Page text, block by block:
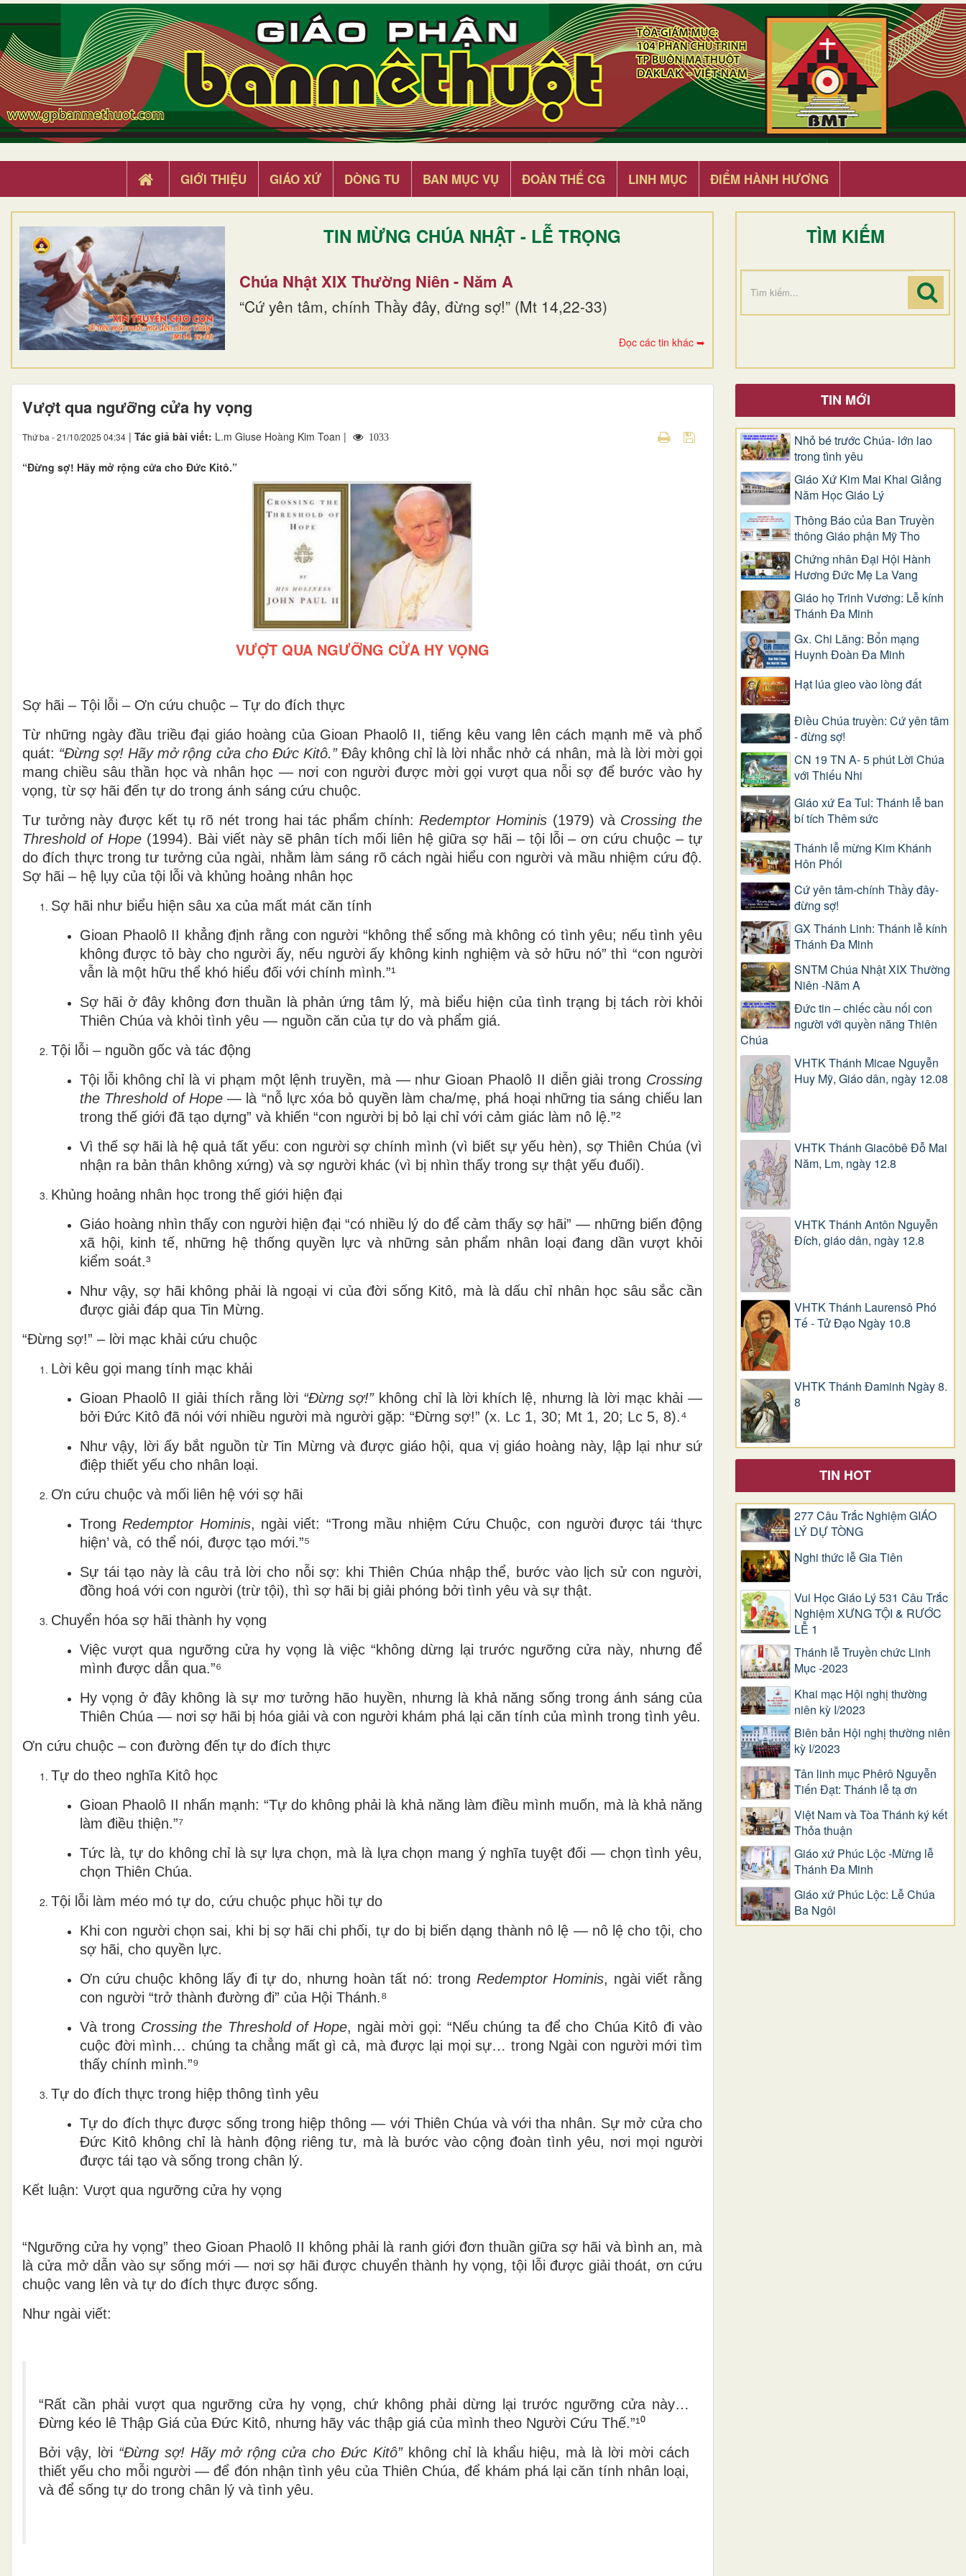
GIỚI THIỆU GIÁO XỨ DÒNG TU BAN MỤC VỤ ĐOÀN THỂ CG LINH MỤC ĐIỂM HÀNH HƯƠNG
TIN MỪNG CHÚA NHẬT - LỄ TRỌNG
Chúa Nhật XIX Thường Niên - Năm A
“Cứ yên tâm, chính Thầy đây, đừng sợ!” (Mt 14,22-33)
Đọc các tin khác ➥
TÌM KIẾM
Vượt qua ngưỡng cửa hy vọng
Thứ ba - 21/10/2025 04:34 | Tác giả bài viết: L.m Giuse Hoàng Kim Toan | 1033
“Đừng sợ! Hãy mở rộng cửa cho Đức Kitô.”
VƯỢT QUA NGƯỠNG CỬA HY VỌNG
Sợ hãi – Tội lỗi – Ơn cứu chuộc – Tự do đích thực
Từ những ngày đầu triều đại giáo hoàng của Gioan Phaolô II, tiếng kêu vang lên cách mạnh mẽ và phổ
quát: “Đừng sợ! Hãy mở rộng cửa cho Đức Kitô.”Đây không chỉ là lời nhắc nhở cá nhân, mà là lời mời gọi
mang chiều sâu thần học và nhân học — nơi con người được mời gọi vượt qua nỗi sợ để bước vào hy
vọng, từ sợ hãi đến tự do trong ánh sáng cứu chuộc.
Tư tưởng này được kết tụ rõ nét trong hai tác phẩm chính: Redemptor Hominis (1979) và Crossing the
Threshold of Hope(1994). Bài viết này sẽ phân tích mối liên hệ giữa sợ hãi – tội lỗi – ơn cứu chuộc – tự
do đích thựctrong tư tưởng của ngài, nhằm làm sáng rõ cách ngài hiểu con người và mầu nhiệm cứu độ.
Sợ hãi – hệ lụy của tội lỗi và khủng hoảng nhân học
Sợ hãi như biểu hiện sâu xa của mất mát căn tính
Gioan Phaolô II khẳng định rằng con người “không thể sống mà không có tình yêu; nếu tình yêu
không được tỏ bày cho người ấy, nếu người ấy không kinh nghiệm và sở hữu nó” thì “con người
vẫn là một hữu thể khó hiểu đối với chính mình.”¹
Sợ hãi ở đây không đơn thuần là phản ứng tâm lý, mà biểu hiện của tình trạng bị tách rời khỏi
Thiên Chúa và khỏi tình yêu — nguồn căn của tự do và phẩm giá.
Tội lỗi – nguồn gốc và tác động
Tội lỗi không chỉ là vi phạm một lệnh truyền, mà — như Gioan Phaolô II diễn giải trong Crossing
the Threshold of Hope— là “nỗ lực xóa bỏ quyền làm cha/mẹ, phá hoại những tia sáng chiếu lan
trong thế giới đã tạo dựng” và khiến “con người bị bỏ lại chỉ với cảm giác làm nô lệ.”²
Vì thế sợ hãi là hệ quả tất yếu: con người sợ chính mình (vì biết sự yếu hèn), sợ Thiên Chúa (vì
nhận ra bản thân không xứng) và sợ người khác (vì bị nhìn thấy trong sự thật yếu đuối).
Khủng hoảng nhân học trong thế giới hiện đại
Giáo hoàng nhìn thấy con người hiện đại “có nhiều lý do để cảm thấy sợ hãi” — những biến động
xã hội, kinh tế, những hệ thống quyền lực và những sản phẩm nhân loại đang dần vượt khỏi
kiểm soát.³
Như vậy, sợ hãi không phải là ngoại vi của đời sống Kitô, mà là dấu chỉ nhân học sâu sắc cần
được giải đáp qua Tin Mừng.
“Đừng sợ!” – lời mạc khải cứu chuộc
Lời kêu gọi mang tính mạc khải
Gioan Phaolô II giải thích rằng lời “Đừng sợ!”không chỉ là lời khích lệ, nhưng là lời mạc khải —
bởi Đức Kitô đã nói với nhiều người mà người gặp: “Đừng sợ!” (x. Lc 1, 30; Mt 1, 20; Lc 5, 8).⁴
Như vậy, lời ấy bắt nguồn từ Tin Mừng và được giáo hội, qua vị giáo hoàng này, lập lại như sứ
điệp thiết yếu cho nhân loại.
Ơn cứu chuộc và mối liên hệ với sợ hãi
Trong Redemptor Hominis, ngài viết: “Trong mầu nhiệm Cứu Chuộc, con người được tái ‘thực
hiện’ và, có thể nói, được tạo mới.”⁵
Sự tái tạo này là câu trả lời cho nỗi sợ: khi Thiên Chúa nhập thể, bước vào lịch sử con người,
đồng hoá với con người (trừ tội), thì sợ hãi bị giải phóng bởi tình yêu và sự thật.
Chuyển hóa sợ hãi thành hy vọng
Việc vượt qua ngưỡng cửa hy vọng là việc “không dừng lại trước ngưỡng cửa này, nhưng để
mình được dẫn qua.”⁶
Hy vọng ở đây không là sự mơ tưởng hão huyền, nhưng là khả năng sống trong ánh sáng của
Thiên Chúa — nơi sợ hãi bị hóa giải và con người khám phá lại căn tính của mình trong tình yêu.
Ơn cứu chuộc – con đường đến tự do đích thực
Tự do theo nghĩa Kitô học
Gioan Phaolô II nhấn mạnh: “Tự do không phải là khả năng làm điều mình muốn, mà là khả năng
làm điều thiện.”⁷
Tức là, tự do không chỉ là sự lựa chọn, mà là lựa chọn mang ý nghĩa tuyệt đối — chọn tình yêu,
chọn Thiên Chúa.
Tội lỗi làm méo mó tự do, cứu chuộc phục hồi tự do
Khi con người chọn sai, khi bị sợ hãi chi phối, tự do bị biến dạng thành nô lệ — nô lệ cho tội, cho
sợ hãi, cho quyền lực.
Ơn cứu chuộc không lấy đi tự do, nhưng hoàn tất nó: trong Redemptor Hominis, ngài viết rằng
con người “trở thành đường đi” của Hội Thánh.⁸
Và trong Crossing the Threshold of Hope, ngài mời gọi: “Nếu chúng ta để cho Chúa Kitô đi vào
cuộc đời mình… chúng ta chẳng mất gì cả, mà được lại mọi sự… trong Ngài con người mới tìm
thấy chính mình.”⁹
Tự do đích thực trong hiệp thông tình yêu
Tự do đích thực được sống trong hiệp thông — với Thiên Chúa và với tha nhân. Sự mở cửa cho
Đức Kitô không chỉ là hành động riêng tư, mà là bước vào cộng đoàn tình yêu, nơi mọi người
được tái tạo và sống trong chân lý.
Kết luận: Vượt qua ngưỡng cửa hy vọng
“Ngưỡng cửa hy vọng” theo Gioan Phaolô II không phải là ranh giới đơn thuần giữa sợ hãi và bình an, mà
làcửa mở dẫn vào sự sống mới — nơi sợ hãi được chuyển thành hy vọng, tội lỗi được giải thoát, ơn cứu
chuộc vang lên và tự do đích thực được sống.
Như ngài viết:
“Rất cần phải vượt qua ngưỡng cửa hy vọng, chứ không phải dừng lại trước ngưỡng cửa này…
Đừng kéo lê Thập Giá của Đức Kitô, nhưng hãy vác thập giá của mình theo Người Cứu Thế.”¹⁰
Bởi vậy, lời “Đừng sợ! Hãy mở rộng cửa cho Đức Kitô”không chỉ là khẩu hiệu, mà là lời mời cách
thiết yếu cho mỗi người — để đón nhận tình yêu của Thiên Chúa, để khám phá lại căn tính nhân loại,
và để sống tự do trong chân lý và tình yêu.
TIN MỚI
Nhỏ bé trước Chúa- lớn lao
trong tình yêu
Giáo Xứ Kim Mai Khai Giảng
Năm Học Giáo Lý
Thông Báo của Ban Truyền
thông Giáo phận Mỹ Tho
Chứng nhân Đại Hội Hành
Hương Đức Mẹ La Vang
Giáo họ Trinh Vương: Lễ kính
Thánh Đa Minh
Gx. Chi Lăng: Bổn mạng
Huynh Đoàn Đa Minh
Hạt lúa gieo vào lòng đất
Điều Chúa truyền: Cứ yên tâm
- đừng sợ!
CN 19 TN A- 5 phút Lời Chúa
với Thiếu Nhi
Giáo xứ Ea Tul: Thánh lễ ban
bí tích Thêm sức
Thánh lễ mừng Kim Khánh
Hôn Phối
Cứ yên tâm-chính Thầy đây-
đừng sợ!
GX Thánh Linh: Thánh lễ kính
Thánh Đa Minh
SNTM Chúa Nhật XIX Thường
Niên -Năm A
Đức tin – chiếc cầu nối con
người với quyền năng Thiên
Chúa
VHTK Thánh Micae Nguyễn
Huy Mỹ, Giáo dân, ngày 12.08
VHTK Thánh Giacôbê Ðỗ Mai
Năm, Lm, ngày 12.8
VHTK Thánh Antôn Nguyễn
Ðích, giáo dân, ngày 12.8
VHTK Thánh Laurensô Phó
Tế - Tử Đạo Ngày 10.8
VHTK Thánh Đaminh Ngày 8.
8
TIN HOT
277 Câu Trắc Nghiệm GIÁO
LÝ DỰ TÒNG
Nghi thức lễ Gia Tiên
Vui Học Giáo Lý 531 Câu Trắc
Nghiệm XƯNG TỘI & RƯỚC
LỄ 1
Thánh lễ Truyền chức Linh
Mục -2023
Khai mạc Hội nghị thường
niên kỳ I/2023
Biên bản Hội nghị thường niên
kỳ I/2023
Tân linh mục Phêrô Nguyễn
Tiến Đạt: Thánh lễ tạ ơn
Việt Nam và Tòa Thánh ký kết
Thỏa thuận
Giáo xứ Phúc Lộc -Mừng lễ
Thánh Đa Minh
Giáo xứ Phúc Lộc: Lễ Chúa
Ba Ngôi